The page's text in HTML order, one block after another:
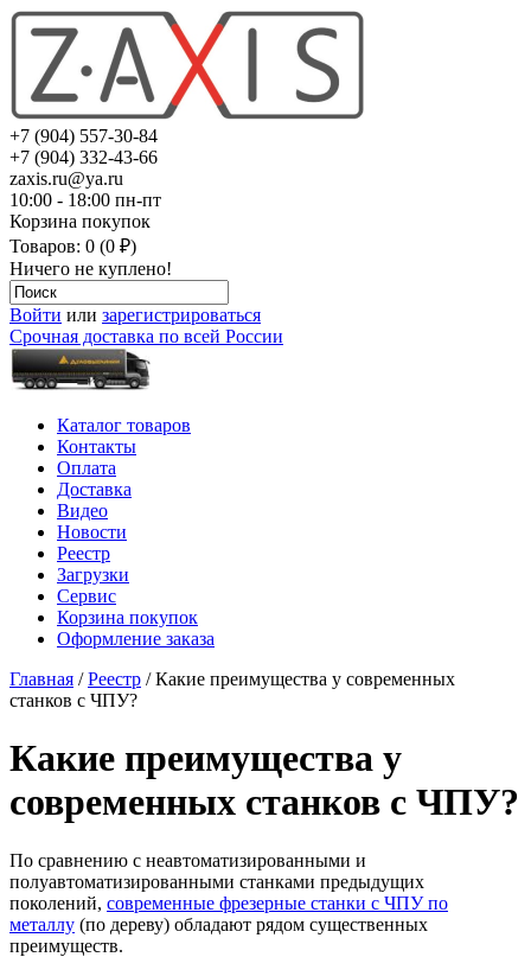
+7 (904) 557-30-84
+7 (904) 332-43-66
zaxis.ru@ya.ru
10:00 - 18:00 пн-пт
Корзина покупок
Товаров: 0 (0 ₽)
Ничего не куплено!
Войти или зарегистрироваться
Срочная доставка по всей России
Каталог товаров
Контакты
Оплата
Доставка
Видео
Новости
Реестр
Загрузки
Сервис
Корзина покупок
Оформление заказа
Главная /Реестр / Какие преимущества у современных
станков с ЧПУ?
Какие преимущества у
современных станков с ЧПУ?
По сравнению с неавтоматизированными и
полуавтоматизированными станками предыдущих
поколений, современные фрезерные станки с ЧПУ по
металлу (по дереву) обладают рядом существенных
преимуществ.